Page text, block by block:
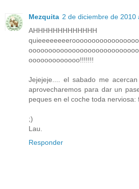
Mezquita 2 de diciembre de 2010
ooooooooooooo!!!!!!!
Jejejeje.... el sabado me
aprovecharemos para dar un
peques en el coche toda nerviosa:
;)
Lau.
Responder